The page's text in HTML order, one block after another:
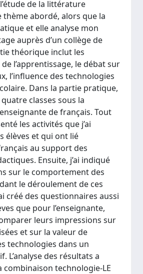
de la littérature
abordé, alors que la
et elle analyse mon
auprès d’un collège de
théorique inclut les
l’apprentissage, le débat sur
l’influence des technologies
Dans la partie pratique,
quatre classes sous la
de français. Tout
les activités que j’ai
élèves et qui ont lié
au support des
Ensuite, j’ai indiqué
sur le comportement des
le déroulement de ces
créé des questionnaires aussi
que pour l’enseignante,
leurs impressions sur
et sur la valeur de
technologies dans un
L’analyse des résultats a
technologie-LE